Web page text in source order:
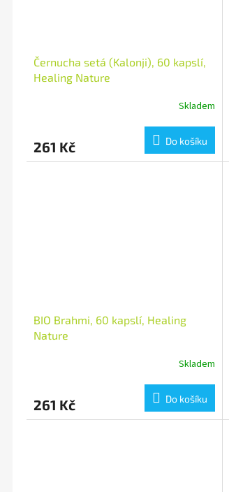
Černucha setá (Kalonji), 60 kapslí,
Healing Nature
Skladem
261 Kč Do košíku
BIO Brahmi, 60 kapslí, Healing
Nature
Skladem
261 Kč Do košíku